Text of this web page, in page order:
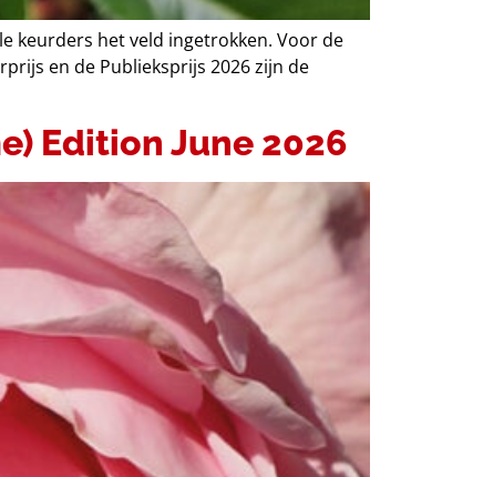
keurders het veld ingetrokken. Voor de
en de Publieksprijs 2026 zijn de
Edition June 2026